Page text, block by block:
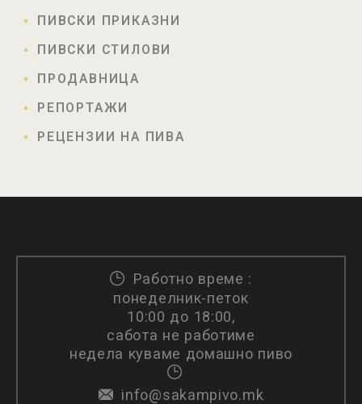
ПИВСКИ ПРИКАЗНИ
ПИВСКИ СТИЛОВИ
ПРОДАВНИЦА
РЕПОРТАЖИ
РЕЦЕНЗИИ НА ПИВА
Работно време :
понеделник-петок
10:00 до 18:00,
сабота не работиме
недела куваме домашно пиво
info@sakampivo.mk